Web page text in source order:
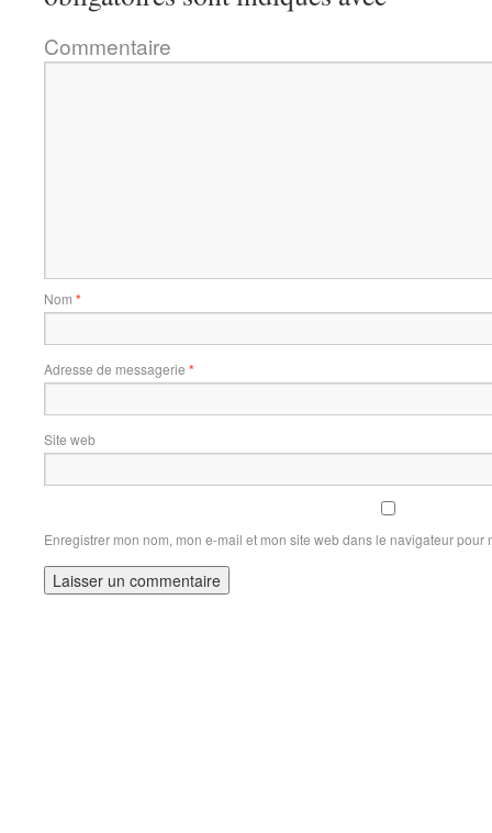
Commentaire
Nom *
Adresse de messagerie *
Site web
Enregistrer mon nom, mon e-mail et mon site web dans le navigateur pour